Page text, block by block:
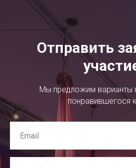
Отправить
Мы предложим варианты
понравившегося